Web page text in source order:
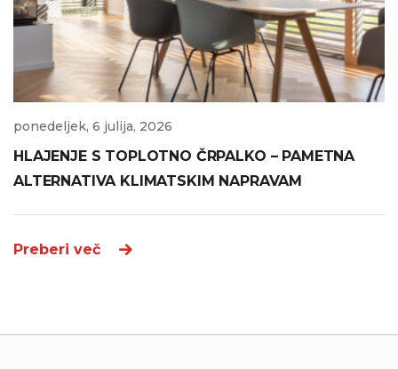
ponedeljek, 6 julija, 2026
HLAJENJE S TOPLOTNO ČRPALKO – PAMETNA
ALTERNATIVA KLIMATSKIM NAPRAVAM
Preberi več